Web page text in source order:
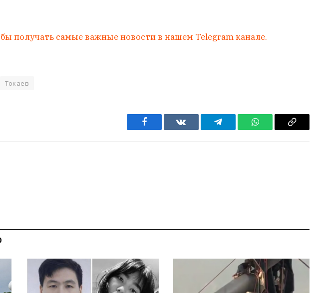
получать самые важные новости в нашем Telegram канале.
Токаев
Facebook VKontakteTelegram WhatsAppCopy